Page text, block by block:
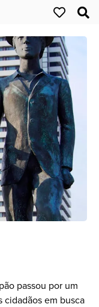
passou por um
cidadãos em busca